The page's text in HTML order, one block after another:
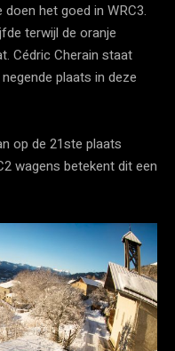
het goed in WRC3.
terwijl de oranje
Cédric Cherain staat
plaats in deze
op de 21ste plaats
wagens betekent dit een